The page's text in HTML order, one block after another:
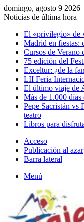
domingo, agosto 9 2026
Noticias de última hora
El «privilegio» de
Madrid en fiestas:
Cursos de Verano
75 edición del
Exceltur: ¿de la
LII Feria
El último viaje de
Más de 1.000 días
Pepe Sacristán vs
teatro
Libros para
Acceso
Publicación al azar
Barra lateral
Menú